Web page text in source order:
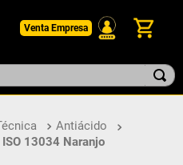
Venta Empresa
Antiácido
13034 Naranjo
botin